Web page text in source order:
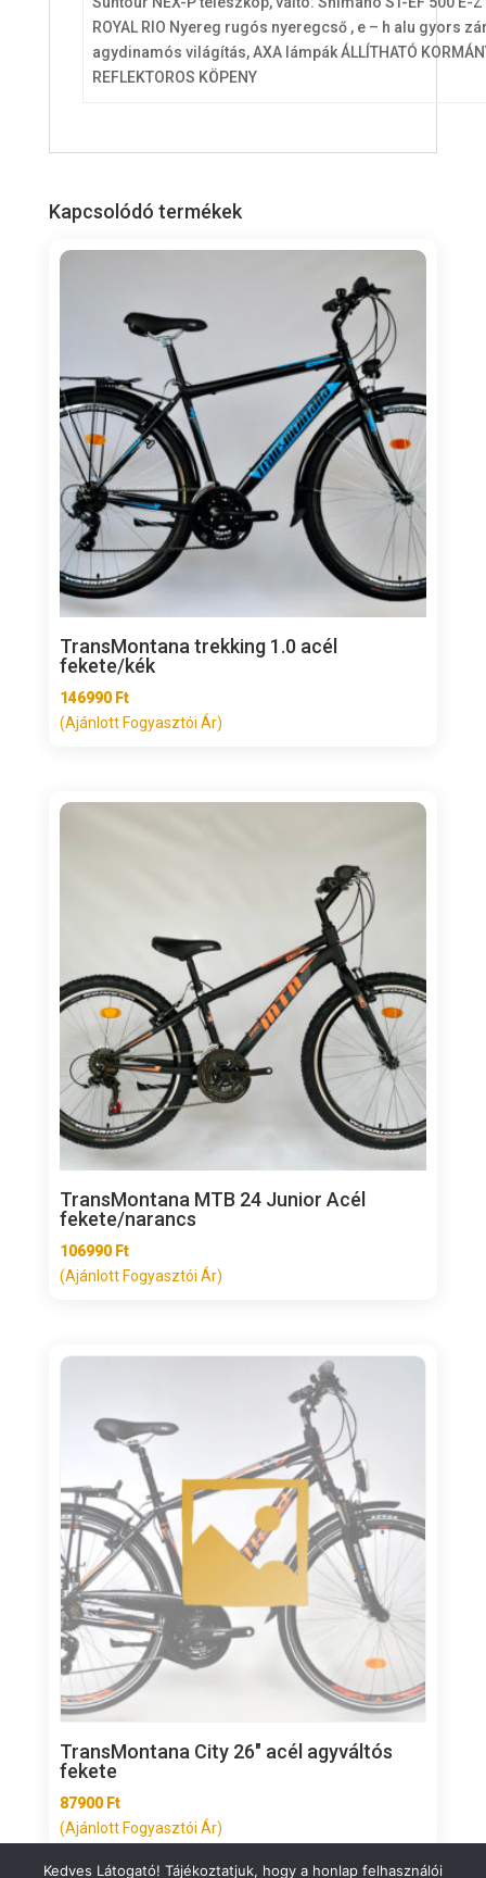
ROYAL RIO Nyereg rugós nyeregcső , e – h alu gyors
agydinamós világítás, AXA lámpák ÁLLÍTHATÓ
REFLEKTOROS KÖPENY
Kapcsolódó termékek
TransMontana trekking 1.0 acél
fekete/kék
146990 Ft
(Ajánlott Fogyasztói Ár)
TransMontana MTB 24 Junior Acél
fekete/narancs
106990 Ft
(Ajánlott Fogyasztói Ár)
TransMontana City 26″ acél agyváltós
fekete
87900 Ft
(Ajánlott Fogyasztói Ár)
Kedves Látogató! Tájékoztatjuk, hogy a honlap felhasználói